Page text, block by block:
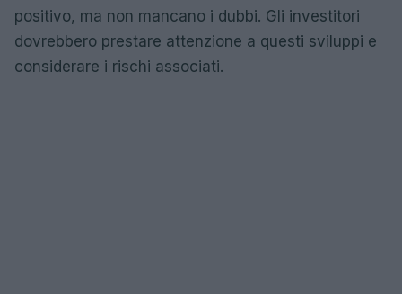
positivo, ma non mancano i dubbi. Gli investitori
dovrebbero prestare attenzione a questi sviluppi e
considerare i rischi associati.